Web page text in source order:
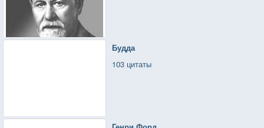
Будда
103 цитаты